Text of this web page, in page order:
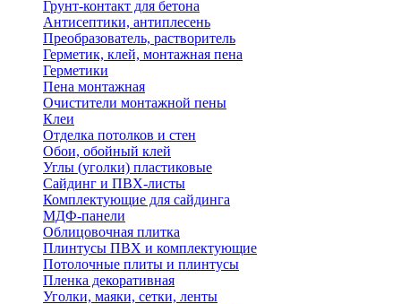
Грунт-контакт для бетона
Антисептики, антиплесень
Преобразователь, растворитель
Герметик, клей, монтажная пена
Герметики
Пена монтажная
Очистители монтажной пены
Клеи
Отделка потолков и стен
Обои, обойный клей
Углы (уголки) пластиковые
Сайдинг и ПВХ-листы
Комплектующие для сайдинга
МДФ-панели
Облицовочная плитка
Плинтусы ПВХ и комплектующие
Потолочные плиты и плинтусы
Пленка декоративная
Уголки, маяки, сетки, ленты